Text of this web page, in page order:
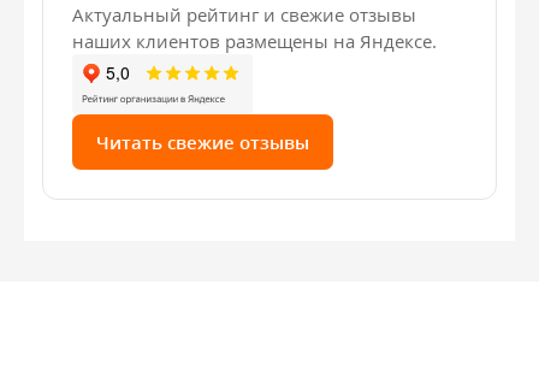
Актуальный рейтинг и свежие отзывы
наших клиентов размещены на Яндексе.
Читать свежие отзывы